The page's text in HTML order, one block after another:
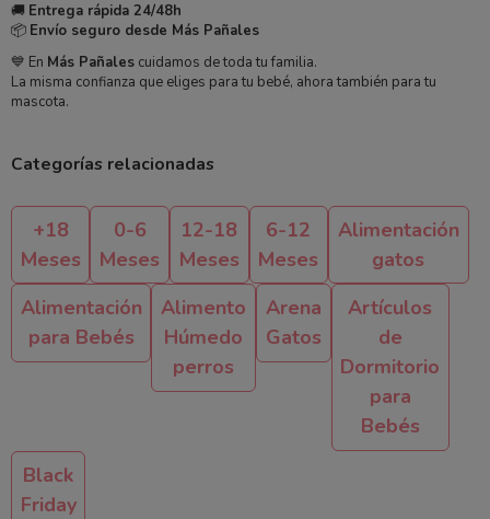
🚚 Entrega rápida 24/48h
📦 Envío seguro desde Más Pañales
💙 En Más Pañalescuidamos de toda tu familia.
La misma confianza que eliges para tu bebé, ahora también para tu
mascota.
Categorías relacionadas
+18
Meses
0-6
Meses
12-18
Meses
6-12
Meses
Alimentación
gatos
Alimentación
para Bebés
Alimento
Húmedo
perros
Arena
Gatos
Artículos
de
Dormitorio
para
Bebés
Black
Friday